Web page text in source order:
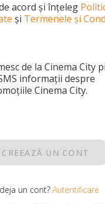
acord și înțeleg
și Termenele și
de la Cinema City
informații despre
Cinema City.
CREEAZĂ UN CONT
un cont? Autentificare